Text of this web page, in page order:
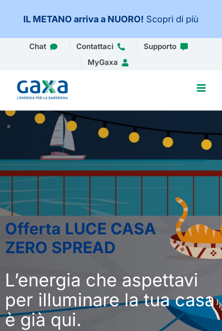
IL METANO arriva a NUORO! Scopri di più
Chat Contattaci
Supporto
MyGaxa
Offerta LUCE CASA
ZERO SPREAD
L’energia che aspettavi
per illuminare la tua casa
è già qui.